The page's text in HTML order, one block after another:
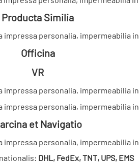
Producta Similia
Officina
VR
et Navigatio
DHL, FedEx, TNT, UPS, EMS